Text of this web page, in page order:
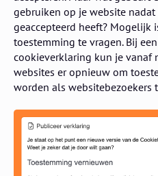
gebruiken op je website
geaccepteerd heeft?
toestemming te vragen. Bij
cookieverklaring kun je vanaf
websites er opnieuw om
worden als websitebezoekers